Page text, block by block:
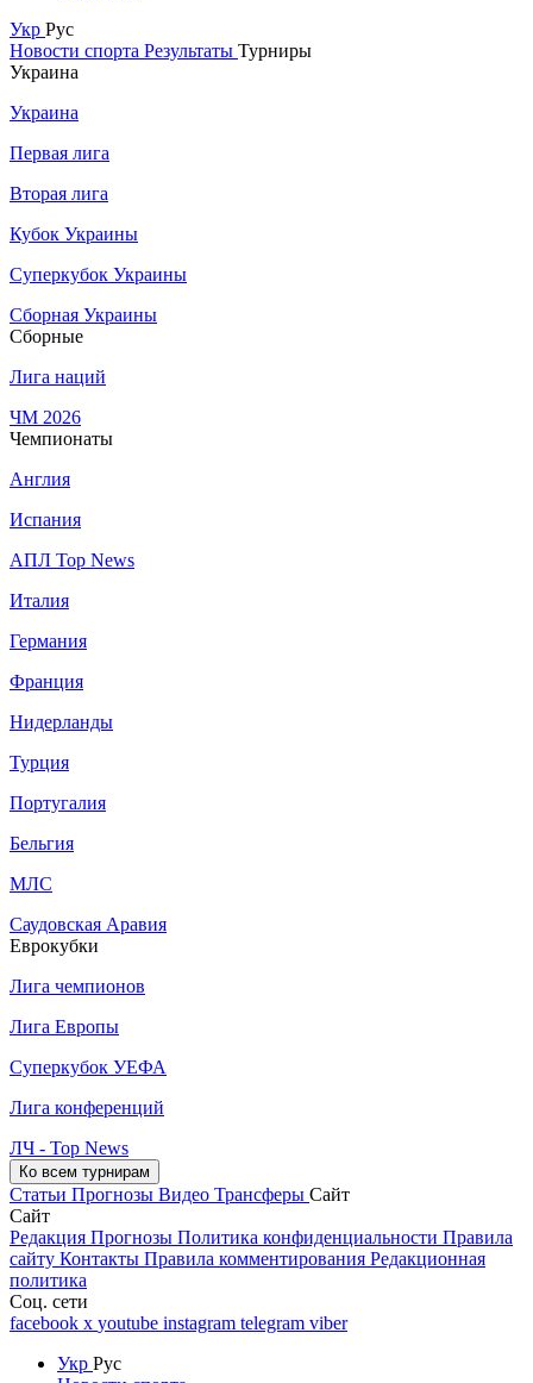
Укр Рус
Новости спорта Результаты Турниры
Украина
Украина
Первая лига
Вторая лига
Кубок Украины
Суперкубок Украины
Сборная Украины
Сборные
Лига наций
ЧМ 2026
Чемпионаты
Англия
Испания
АПЛ Top News
Италия
Германия
Франция
Нидерланды
Турция
Португалия
Бельгия
МЛС
Саудовская Аравия
Еврокубки
Лига чемпионов
Лига Европы
Суперкубок УЕФА
Лига конференций
ЛЧ - Top News
Ко всем турнирам
Статьи Прогнозы Видео Трансферы Сайт
Сайт
Редакция Прогнозы Политика конфиденциальности Правила
сайту Контакты Правила комментирования Редакционная
политика
Соц. сети
facebook x youtube instagram telegram viber
Укр Рус